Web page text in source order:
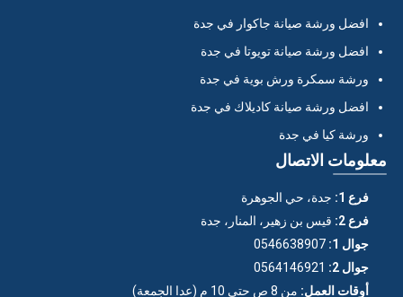
افضل ورشة صيانة جاكوار في جدة
افضل ورشة صيانة تويوتا في جدة
ورشة سمكرة ورش بوية في جدة
افضل ورشة صيانة كاديلاك في جدة
ورشة كيا في جدة
معلومات الاتصال
فرع 1:
جدة، حي الجوهرة
فرع 2:
قيس بن زهير، المنار، جدة
جوال 1:
0546638907
جوال 2:
0564146921
أوقات العمل: من 8 ص حتى 10 م (عدا الجمعة)